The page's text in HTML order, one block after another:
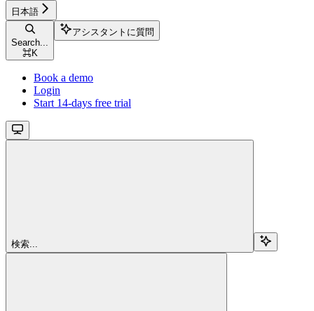
日本語
Search...
⌘K
アシスタントに質問
Book a demo
Login
Start 14-days free trial
検索...